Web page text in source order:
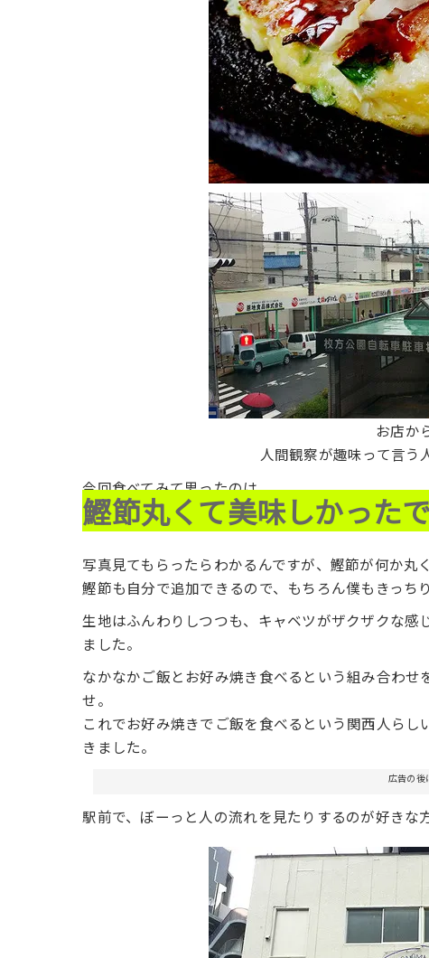
お店か
人間観察が趣味って言う
今回食べてみて思ったのは
鰹節丸くて美味しかった
写真見てもらったらわかるんですが、鰹節が何か丸
鰹節も自分で追加できるので、もちろん僕もきっち
生地はふんわりしつつも、キャベツがザクザクな
ました。
なかなかご飯とお好み焼き食べるという組み合わ
せ。
これでお好み焼きでご飯を食べるという関西人ら
きました。
広告の後
駅前で、ぼーっと人の流れを見たりするのが好きな